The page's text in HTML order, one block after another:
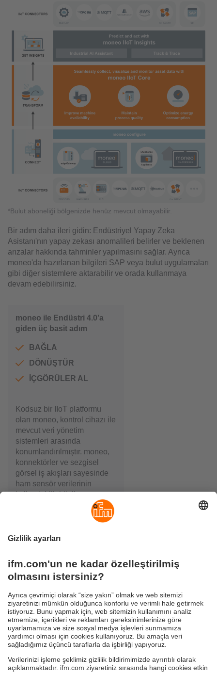
*Bulut aboneliği bölgenizde henüz mevcut olmayabilir.
Bir adım daha ileri gidin: Endüstriyel Yapay Zeka
Asistanı'nın yapay zekası anomalileri belirler ve beklenen
arızalar hakkında tahminler yapılmasını sağlar. Ayrıca
moneo'da hazırlanan bilgileri SAP veya bulut uygulamaları
gibi diğer sistemlere aktarabilir ve orada kullanmaya
devam edebilirsiniz.
moneo ile Endüstri 4.0'a
giden üç basit adım
BAĞLA
DÖNÜŞTÜR
İÇGÖRÜLER AL
Kodsuz bir IIoT platformu
olan moneo, kontrol cihazı ile
mevcut veri yönetim
sistemleri arasında
konumlandırılmıştır. moneo,
konnektörler ve sezgisel
görsel iş akışları sayesinde
ham sensör verilerinin
kullanılabilir bilgilere
veya fiziksel ortamda
kullanılabilir. Temel bileşen
her zaman aynı kalır: moneo
IIoT Core. Veriler burada
yapılandırılır, görselleştirilir,
ilişkilendirilir ve izlenir - bu
sayede, makinelerinizin ve
tesislerinizin hedefe yönelik
olarak izlenmesini sağlanır.